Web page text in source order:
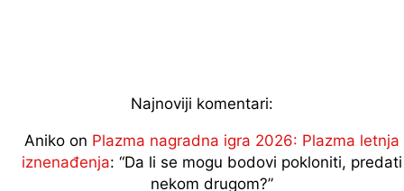
Najnoviji komentari:
Anikoon Plazma nagradna igra 2026: Plazma letnja
iznenađenja: “Da li se mogu bodovi pokloniti, predati
nekom drugom?”